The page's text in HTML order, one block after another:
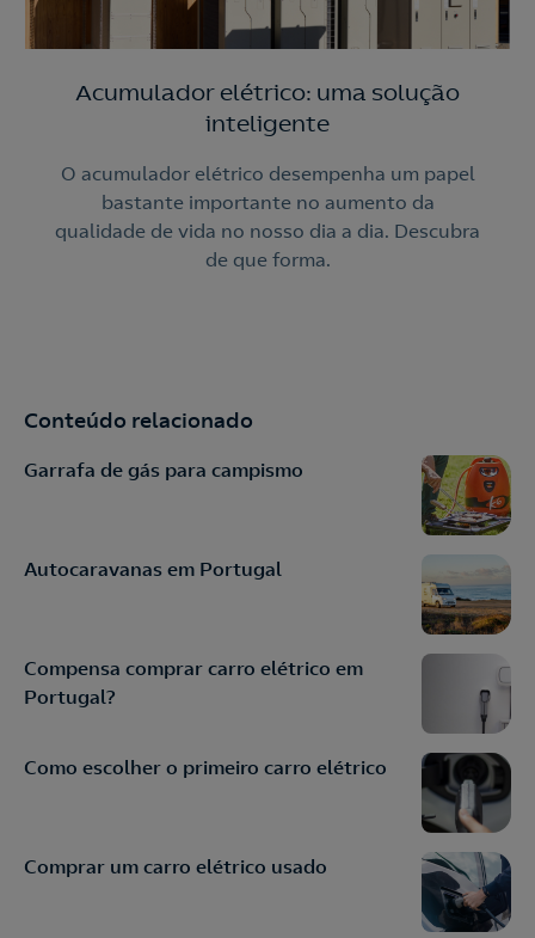
Acumulador elétrico: uma solução
inteligente
O acumulador elétrico desempenha um papel
bastante importante no aumento da
qualidade de vida no nosso dia a dia. Descubra
de que forma.
Conteúdo relacionado
Garrafa de gás para campismo
Autocaravanas em Portugal
Compensa comprar carro elétrico em
Portugal?
Como escolher o primeiro carro elétrico
Comprar um carro elétrico usado